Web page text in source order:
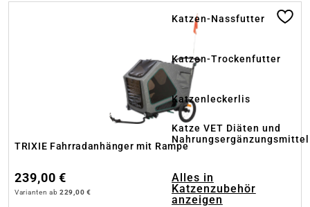
Katzen-Nassfutter
Katzen-Trockenfutter
Katzenleckerlis
Katze VET Diäten und
Nahrungsergänzungsmittel
Alles in
Katzenzubehör
anzeigen
TRIXIE Fahrradanhänger mit Rampe
239,00 €
Varianten ab 229,00 €